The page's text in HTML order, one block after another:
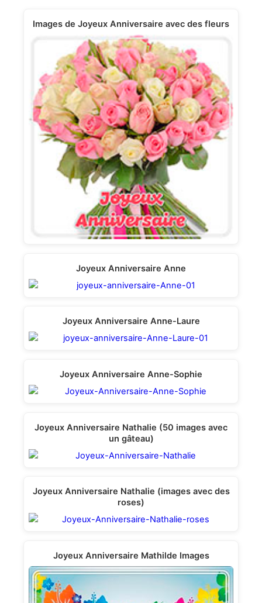
r
t
Images de Joyeux Anniversaire avec des fleurs
Joyeux Anniversaire Anne
Joyeux Anniversaire Anne-Laure
Joyeux Anniversaire Anne-Sophie
Joyeux Anniversaire Nathalie (50 images avec
un gâteau)
Joyeux Anniversaire Nathalie (images avec des
roses)
Joyeux Anniversaire Mathilde Images